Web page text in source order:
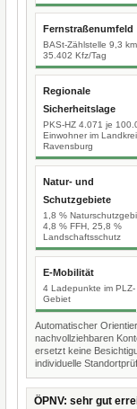
Fernstraßenumfeld
BASt-Zählstelle 9,3 km,
35.402 Kfz/Tag
Regionale
Sicherheitslage
PKS-HZ 4.071 je
Einwohner im
Ravensburg
Natur- und
Schutzgebiete
1,8 %
4,8 % FFH, 25,8 %
Landschaftsschutz
E-Mobilität
4 Ladepunkte im PLZ-
Gebiet
Automatischer
nachvollziehbaren
ersetzt keine
individuelle
ÖPNV: sehr gut